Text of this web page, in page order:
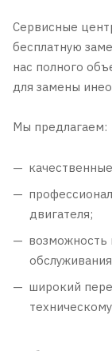
Сервисные
бесплатную
нас полного
для замены
Мы предлагаем:
двигателя;
возможность
широкий